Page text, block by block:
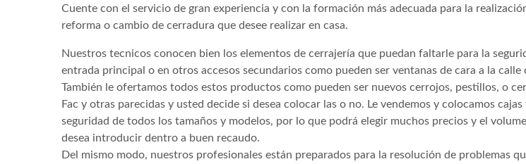
Cuente con el servicio de gran experiencia y con la formación más adecuada para la
reforma o cambio de cerradura que desee realizar en casa.
Nuestros tecnicos conocen bien los elementos de cerrajería que puedan faltarle para la
entrada principal o en otros accesos secundarios como pueden ser ventanas de cara a la calle
También le ofertamos todos estos productos como pueden ser nuevos cerrojos, pestillos, o
Fac y otras parecidas y usted decide si desea colocar las o no. Le vendemos y colocamos
seguridad de todos los tamaños y modelos, por lo que podrá elegir muchos precios y el
desea introducir dentro a buen recaudo.
Del mismo modo, nuestros profesionales están preparados para la resolución de problemas